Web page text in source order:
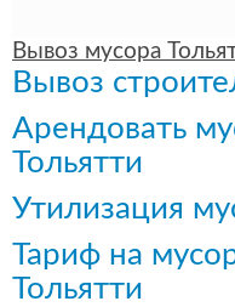
Вывоз мусора
Вывоз
Арендовать
Тольятти
Утилизация
Тариф на
Тольятти